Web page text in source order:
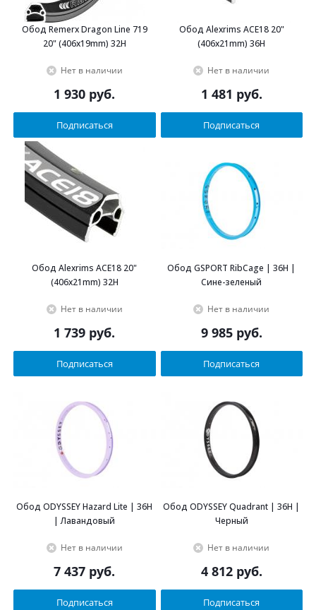
Обод Remerx Dragon Line 719
20" (406x19mm) 32H
Нет в наличии
1 930 руб.
Подписаться
Обод Alexrims ACE18 20"
(406х21mm) 36H
Нет в наличии
1 481 руб.
Подписаться
Обод Alexrims ACE18 20"
(406х21mm) 32H
Нет в наличии
1 739 руб.
Подписаться
Обод GSPORT RibCage | 36H |
Сине-зеленый
Нет в наличии
9 985руб.
Подписаться
Обод ODYSSEY Hazard Lite | 36H
| Лавандовый
Нет в наличии
7 437 руб.
Подписаться
Обод ODYSSEY Quadrant | 36H |
Черный
Нет в наличии
4 812руб.
Подписаться